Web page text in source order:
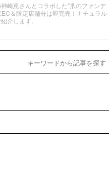
崎恵さんとコラボした"爪のファンデ
＆限定店舗分は即完売！ナチュラル
介します。
キーワードから記事を探す